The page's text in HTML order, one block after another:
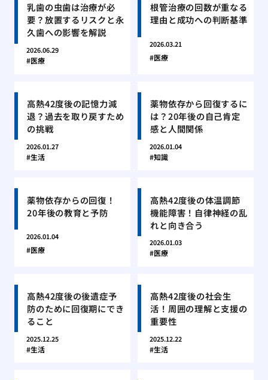
乳歯の虫歯は治療が必
要？放置するリスクと永
久歯への影響を解説
2026.06.29
医療
根管治療の回数が重なる
理由と成功への判断基準
2026.03.21
医療
高熱42度後の記憶力減
退？過去を取り戻すため
の挑戦
2026.01.27
生活
薬物依存から回復するに
は？20年後の自己肯定
感と人間関係
2026.01.04
知識
薬物依存からの回復！
20年後の教育と予防
2026.01.04
医療
高熱42度後の体温調節
機能障害！自律神経の乱
れと向き合う
2026.01.03
医療
高熱42度後の後遺症予
防のために回復期にでき
ること
2025.12.25
生活
高熱42度後の社会生
活！周囲の理解と支援の
重要性
2025.12.22
生活